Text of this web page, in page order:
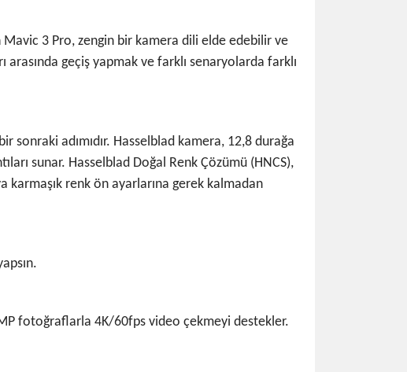
3 Pro, zengin bir kamera dili elde edebilir ve
arasında geçiş yapmak ve farklı senaryolarda farklı
sonraki adımıdır. Hasselblad kamera, 12,8 durağa
sunar. Hasselblad Doğal Renk Çözümü (HNCS),
karmaşık renk ön ayarlarına gerek kalmadan
fotoğraflarla 4K/60fps video çekmeyi destekler.